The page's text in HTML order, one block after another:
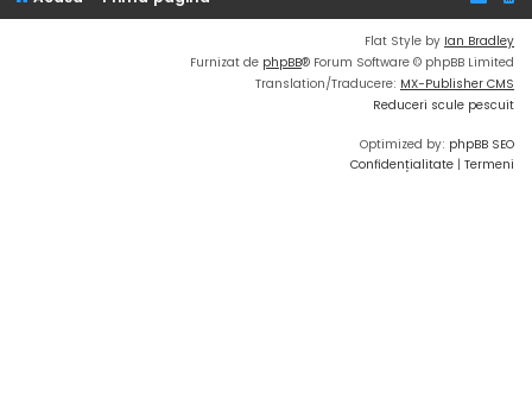
Flat Style by Ian Bradley
Furnizat de phpBB® Forum Software © phpBB Limited
Translation/Traducere: MX-Publisher CMS
Reduceri scule pescuit
Optimized by: phpBB SEO
Confidențialitate | Termeni